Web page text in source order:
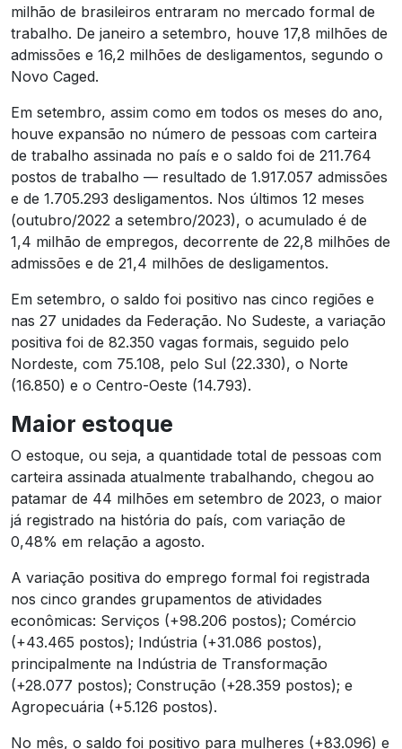
milhão de brasileiros entraram no mercado formal de
trabalho. De janeiro a setembro, houve 17,8 milhões de
admissões e 16,2 milhões de desligamentos, segundo o
Novo Caged.
Em setembro, assim como em todos os meses do ano,
houve expansão no número de pessoas com carteira
de trabalho assinada no país e o saldo foi de 211.764
postos de trabalho — resultado de 1.917.057 admissões
e de 1.705.293 desligamentos. Nos últimos 12 meses
(outubro/2022 a setembro/2023), o acumulado é de
1,4 milhão de empregos, decorrente de 22,8 milhões de
admissões e de 21,4 milhões de desligamentos.
Em setembro, o saldo foi positivo nas cinco regiões e
nas 27 unidades da Federação. No Sudeste, a variação
positiva foi de 82.350 vagas formais, seguido pelo
Nordeste, com 75.108, pelo Sul (22.330), o Norte
(16.850) e o Centro-Oeste (14.793).
Maior estoque
O estoque, ou seja, a quantidade total de pessoas com
carteira assinada atualmente trabalhando, chegou ao
patamar de 44 milhões em setembro de 2023, o maior
já registrado na história do país, com variação de
0,48% em relação a agosto.
A variação positiva do emprego formal foi registrada
nos cinco grandes grupamentos de atividades
econômicas: Serviços (+98.206 postos); Comércio
(+43.465 postos); Indústria (+31.086 postos),
principalmente na Indústria de Transformação
(+28.077 postos); Construção (+28.359 postos); e
Agropecuária (+5.126 postos).
No mês, o saldo foi positivo para mulheres (+83.096) e